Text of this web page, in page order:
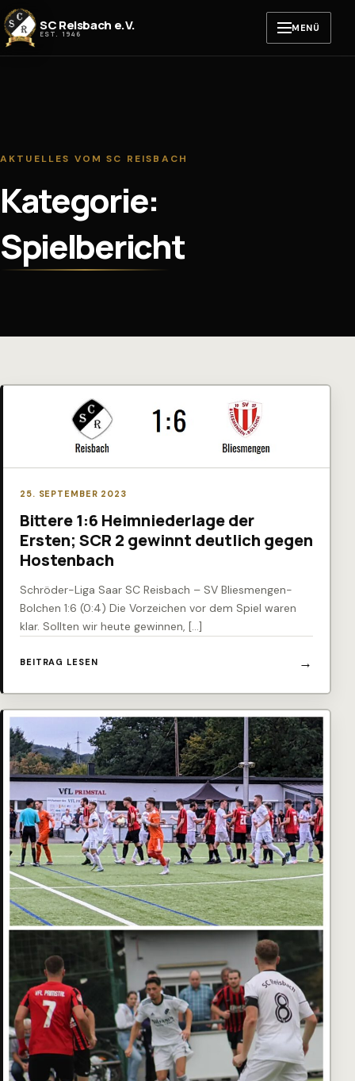
Zum Inhalt springen
SC Reisbach e.V.
EST. 1946 MENÜ
AKTUELLES VOM SC REISBACH
Kategorie:
Spielbericht
25. SEPTEMBER 2023
Bittere 1:6 Heimniederlage der
Ersten; SCR 2 gewinnt deutlich gegen
Hostenbach
Schröder-Liga Saar SC Reisbach – SV Bliesmengen-
Bolchen 1:6 (0:4) Die Vorzeichen vor dem Spiel waren
klar. Sollten wir heute gewinnen, […]
BEITRAG LESEN